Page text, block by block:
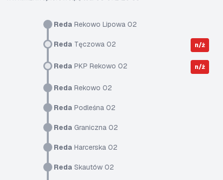
Reda Rekowo Lipowa 02
Reda Tęczowa 02 n/ż
Reda PKP Rekowo 02 n/ż
Reda Rekowo 02
Reda Podleśna 02
Reda Graniczna 02
Reda Harcerska 02
Reda Skautów 02